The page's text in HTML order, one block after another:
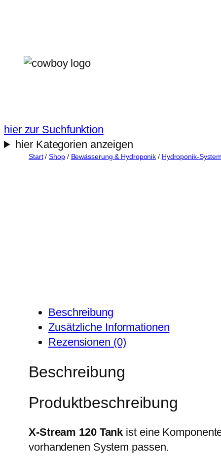
hier zur Suchfunktion
hier Kategorien anzeigen
Start/Shop/ Bewässerung & Hydroponik / Hydroponik-
Beschreibung
Zusätzliche Informationen
Rezensionen (0)
Beschreibung
Produktbeschreibung
X-Stream 120 Tank ist eine
vorhandenen System passen.